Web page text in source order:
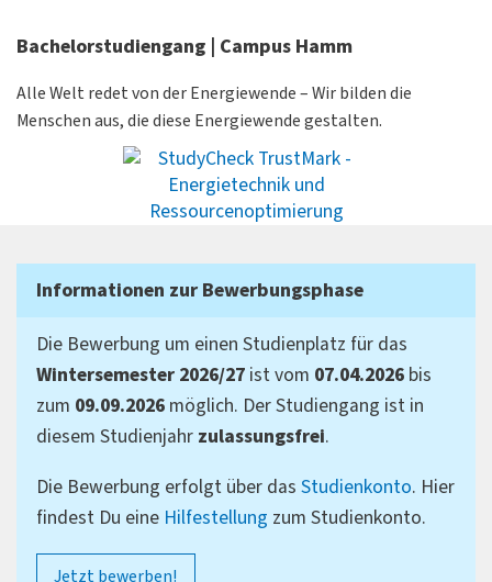
Bachelorstudiengang | Campus Hamm
Alle Welt redet von der Energiewende – Wir bilden die
Menschen aus, die diese Energiewende gestalten.
Informationen zur Bewerbungsphase
Die Bewerbung um einen Studienplatz für das
Wintersemester 2026/27ist vom 07.04.2026bis
zum 09.09.2026möglich. Der Studiengang ist in
diesem Studienjahr zulassungsfrei.
Die Bewerbung erfolgt über das Studienkonto. Hier
findest Du eine Hilfestellung zum Studienkonto.
Jetzt bewerben!